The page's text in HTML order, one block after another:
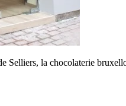
la chocolaterie